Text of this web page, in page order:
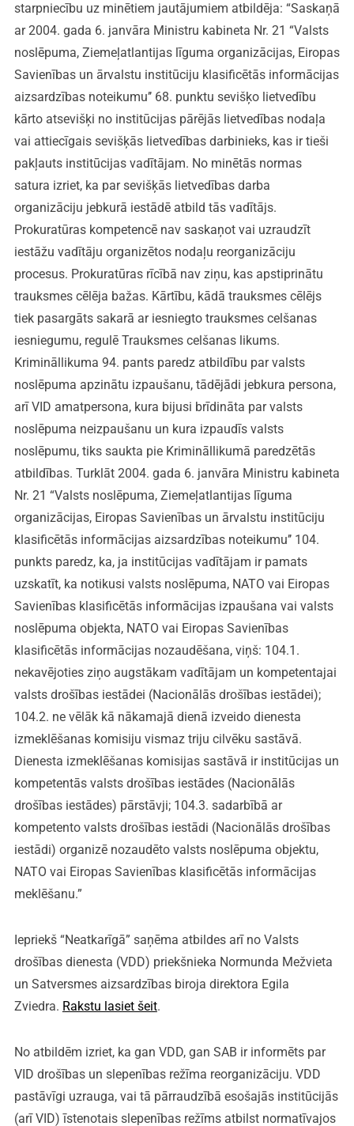
starpniecību uz minētiem jautājumiem atbildēja: “Saskaņā
ar 2004. gada 6. janvāra Ministru kabineta Nr. 21 “Valsts
noslēpuma, Ziemeļatlantijas līguma organizācijas, Eiropas
Savienības un ārvalstu institūciju klasificētās informācijas
aizsardzības noteikumu’’ 68. punktu sevišķo lietvedību
kārto atsevišķi no institūcijas pārējās lietvedības nodaļa
vai attiecīgais sevišķās lietvedības darbinieks, kas ir tieši
pakļauts institūcijas vadītājam. No minētās normas
satura izriet, ka par sevišķās lietvedības darba
organizāciju jebkurā iestādē atbild tās vadītājs.
Prokuratūras kompetencē nav saskaņot vai uzraudzīt
iestāžu vadītāju organizētos nodaļu reorganizāciju
procesus. Prokuratūras rīcībā nav ziņu, kas apstiprinātu
trauksmes cēlēja bažas. Kārtību, kādā trauksmes cēlējs
tiek pasargāts sakarā ar iesniegto trauksmes celšanas
iesniegumu, regulē Trauksmes celšanas likums.
Krimināllikuma 94. pants paredz atbildību par valsts
noslēpuma apzinātu izpaušanu, tādējādi jebkura persona,
arī VID amatpersona, kura bijusi brīdināta par valsts
noslēpuma neizpaušanu un kura izpaudīs valsts
noslēpumu, tiks saukta pie Krimināllikumā paredzētās
atbildības. Turklāt 2004. gada 6. janvāra Ministru kabineta
Nr. 21 “Valsts noslēpuma, Ziemeļatlantijas līguma
organizācijas, Eiropas Savienības un ārvalstu institūciju
klasificētās informācijas aizsardzības noteikumu’’ 104.
punkts paredz, ka, ja institūcijas vadītājam ir pamats
uzskatīt, ka notikusi valsts noslēpuma, NATO vai Eiropas
Savienības klasificētās informācijas izpaušana vai valsts
noslēpuma objekta, NATO vai Eiropas Savienības
klasificētās informācijas nozaudēšana, viņš: 104.1.
nekavējoties ziņo augstākam vadītājam un kompetentajai
valsts drošības iestādei (Nacionālās drošības iestādei);
104.2. ne vēlāk kā nākamajā dienā izveido dienesta
izmeklēšanas komisiju vismaz triju cilvēku sastāvā.
Dienesta izmeklēšanas komisijas sastāvā ir institūcijas un
kompetentās valsts drošības iestādes (Nacionālās
drošības iestādes) pārstāvji; 104.3. sadarbībā ar
kompetento valsts drošības iestādi (Nacionālās drošības
iestādi) organizē nozaudēto valsts noslēpuma objektu,
NATO vai Eiropas Savienības klasificētās informācijas
meklēšanu.”
Iepriekš “Neatkarīgā” saņēma atbildes arī no Valsts
drošības dienesta (VDD) priekšnieka Normunda Mežvieta
un Satversmes aizsardzības biroja direktora Egila
Zviedra. Rakstu lasiet šeit.
No atbildēm izriet, ka gan VDD, gan SAB ir informēts par
VID drošības un slepenības režīma reorganizāciju. VDD
pastāvīgi uzrauga, vai tā pārraudzībā esošajās institūcijās
(arī VID) īstenotais slepenības režīms atbilst normatīvajos